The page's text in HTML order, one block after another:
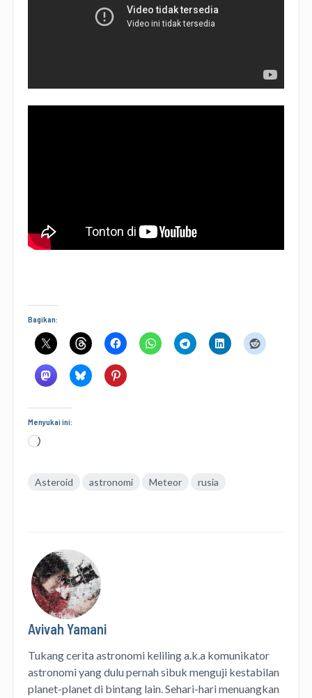
Bagikan:
Menyukai ini:
Memuat...
Asteroid astronomi Meteor rusia
Avivah Yamani
Tukang cerita astronomi kelilinga.k.a komunikator
astronomiyang dulu pernah sibuk menguji kestabilan
planet-planet di bintang lain. Sehari-hari menuangkan